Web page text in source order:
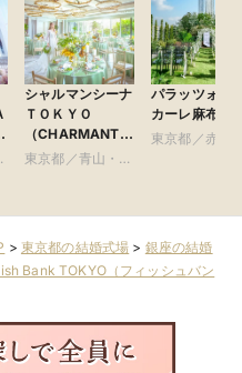
シャルマンシーナ
ＴＯＫＹＯ
（CHARMANT
SCENA
東京都／青山・表
パラッツォ ド
カーレ麻布
東京都／赤坂
> 東京都の結婚式場 > 銀座の結婚
Bank TOKYO（フィッシュバン